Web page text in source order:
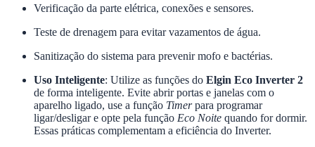
Verificação da parte elétrica, conexões e sensores.
Teste de drenagem para evitar vazamentos de água.
Sanitização do sistema para prevenir mofo e bactérias.
Uso Inteligente: Utilize as funções do Elgin Eco Inverter 2
de forma inteligente. Evite abrir portas e janelas com o
aparelho ligado, use a função Timerpara programar
ligar/desligar e opte pela função Eco Noite quando for dormir.
Essas práticas complementam a eficiência do Inverter.